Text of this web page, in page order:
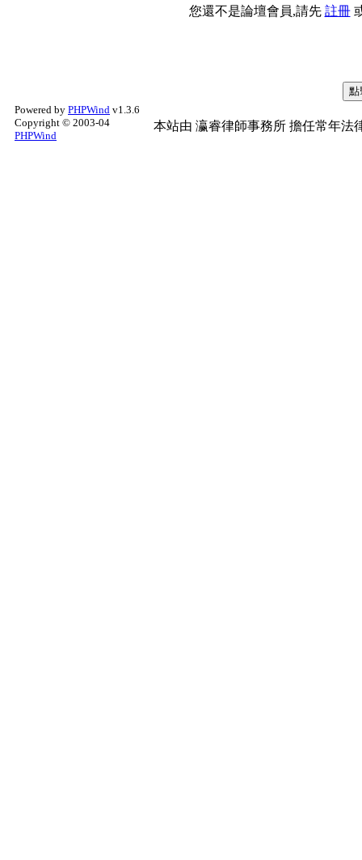
您還不是論壇會員,請先 註冊
Powered by PHPWind v1.3.6
Copyright © 2003-04
PHPWind
本站由 瀛睿律師事務所 擔任常年法